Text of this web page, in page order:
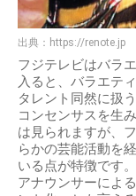
出典： https://renote.jp
フジテレビはバラ
入ると、バラエテ
タレント同然に扱
コンセンサスを生
は見られますが、
らかの芸能活動を
いる点が特徴です
アナウンサーによ